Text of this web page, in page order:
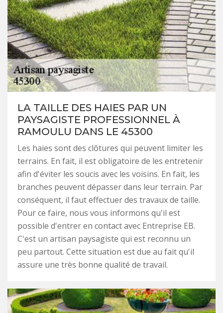
LA TAILLE DES HAIES PAR UN
PAYSAGISTE PROFESSIONNEL À
RAMOULU DANS LE 45300
Les haies sont des clôtures qui peuvent limiter les
terrains. En fait, il est obligatoire de les entretenir
afin d'éviter les soucis avec les voisins. En fait, les
branches peuvent dépasser dans leur terrain. Par
conséquent, il faut effectuer des travaux de taille.
Pour ce faire, nous vous informons qu'il est
possible d'entrer en contact avec Entreprise EB.
C'est un artisan paysagiste qui est reconnu un
peu partout. Cette situation est due au fait qu'il
assure une très bonne qualité de travail.